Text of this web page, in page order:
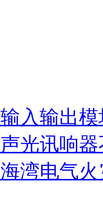
输入输出
声光讯响
海湾电气